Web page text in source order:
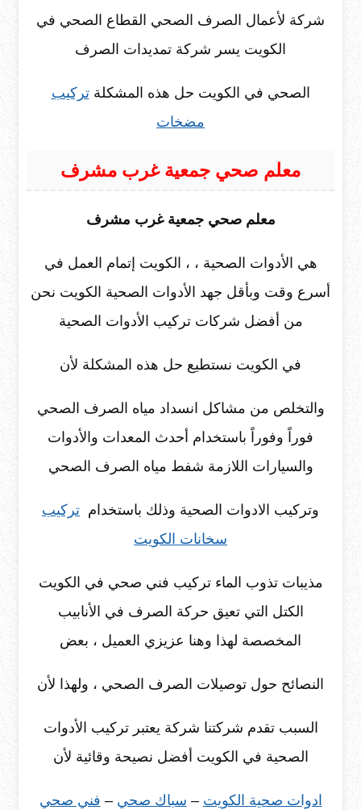
شركة لأعمال الصرف الصحي القطاع الصحي في
الكويت يسر شركة تمديدات الصرف
الصحي في الكويت حل هذه المشكلةتركيب
مضخات
معلم صحي جمعية غرب مشرف
معلم صحي جمعية غرب مشرف
هي الأدوات الصحية ، ، الكويت إتمام العمل في
أسرع وقت وبأقل جهد الأدوات الصحية الكويت نحن
من أفضل شركات تركيب الأدوات الصحية
في الكويت نستطيع حل هذه المشكلة لأن
والتخلص من مشاكل انسداد مياه الصرف الصحي
فوراً وفوراً باستخدام أحدث المعدات والأدوات
والسيارات اللازمة شفط مياه الصرف الصحي
وتركيب الادوات الصحية وذلك باستخدام تركيب
سخانات الكويت
مذيبات تذوب الماء تركيب فني صحي في الكويت
الكتل التي تعيق حركة الصرف في الأنابيب
المخصصة لهذا وهنا عزيزي العميل ، بعض
النصائح حول توصيلات الصرف الصحي ، ولهذا لأن
السبب تقدم شركتنا شركة يعتبر تركيب الأدوات
الصحية في الكويت أفضل نصيحة وقائية لأن
ادوات صحية الكويت – سباك صحي – فني صحي